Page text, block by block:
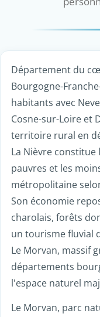
Département du
Bourgogne-
habitants avec
Cosne-sur-Loire et
territoire rural en
La Nièvre
pauvres et les
métropolitaine
Son économie
charolais, forêts
un tourisme fluvial
Le Morvan, massif
départements
l'espace naturel
Le Morvan, parc